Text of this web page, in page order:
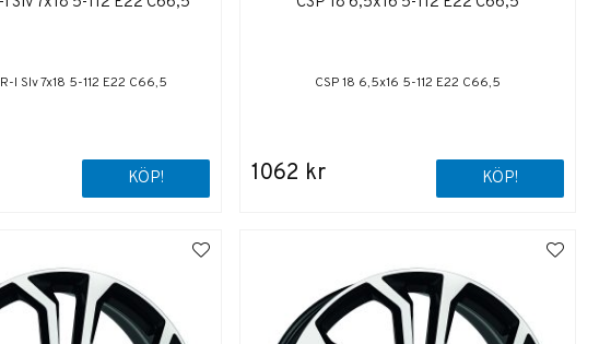
I Slv 7x18 5-112 E22 C66,5
KÖP!
CSP 18 6,5x16 5-112 E22 C66,5
1062 kr KÖP!